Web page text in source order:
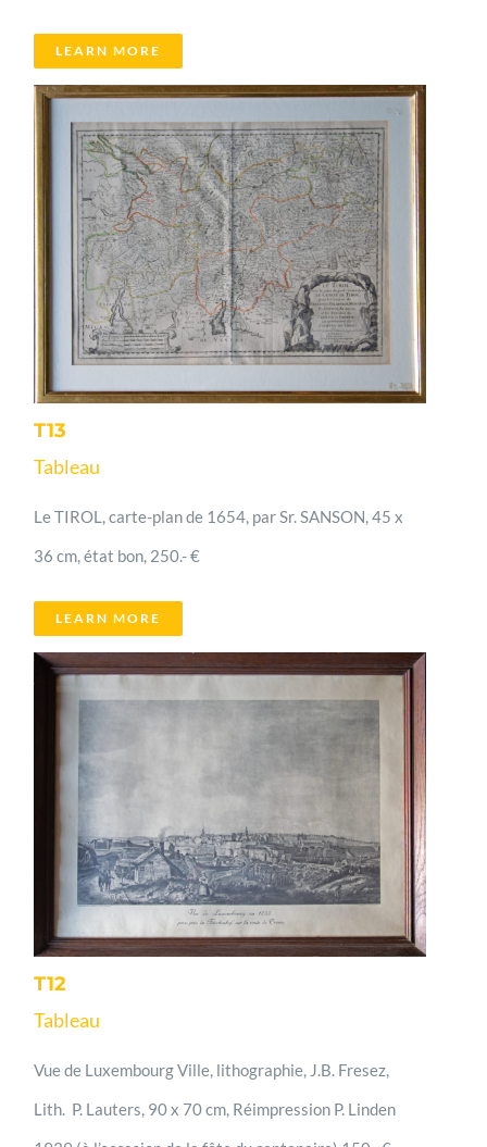
LEARN MORE
T13
Tableau
Le TIROL, carte-plan de 1654, par Sr. SANSON, 45 x
36 cm, état bon, 250.- €
LEARN MORE
T12
Tableau
Vue de Luxembourg Ville, lithographie, J.B. Fresez,
Lith. P. Lauters, 90 x 70 cm, Réimpression P. Linden